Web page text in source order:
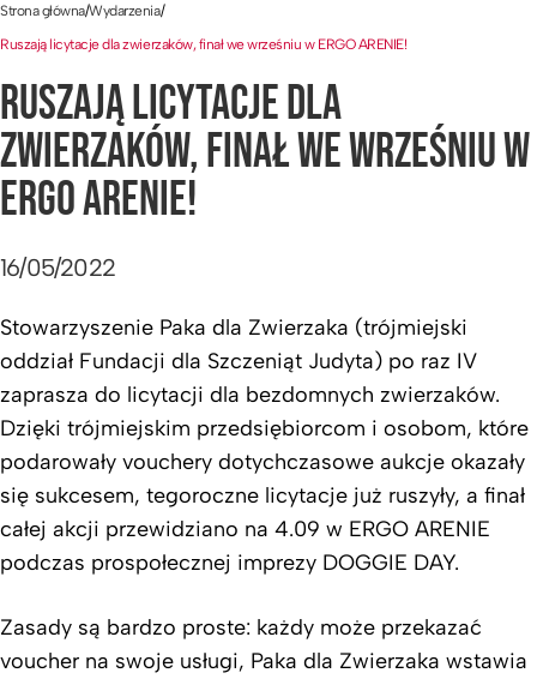
Strona główna/Wydarzenia/
Ruszają licytacje dla zwierzaków, finał we wrześniu w ERGO ARENIE!
RUSZAJĄ LICYTACJE DLA
ZWIERZAKÓW, FINAŁ WE WRZEŚNIU W
ERGO ARENIE!
16/05/2022
Stowarzyszenie Paka dla Zwierzaka (trójmiejski
oddział Fundacji dla Szczeniąt Judyta) po raz IV
zaprasza do licytacji dla bezdomnych zwierzaków.
Dzięki trójmiejskim przedsiębiorcom i osobom, które
podarowały vouchery dotychczasowe aukcje okazały
się sukcesem, tegoroczne licytacje już ruszyły, a finał
całej akcji przewidziano na 4.09 w ERGO ARENIE
podczas prospołecznej imprezy DOGGIE DAY.
Zasady są bardzo proste: każdy może przekazać
voucher na swoje usługi, Paka dla Zwierzaka wstawia